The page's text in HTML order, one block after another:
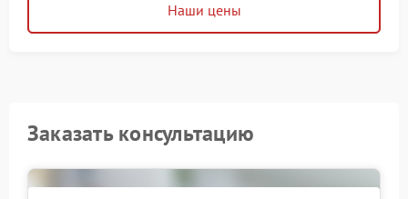
Наши цены
Заказать консультацию